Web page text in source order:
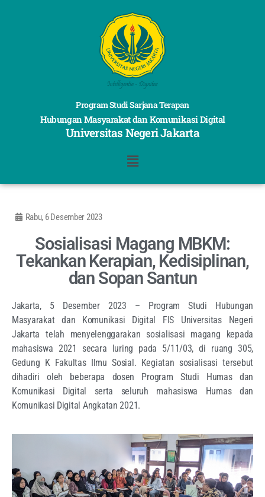
Program Studi Sarjana Terapan
Hubungan Masyarakat dan Komunikasi Digital
Universitas Negeri Jakarta
Rabu, 6 Desember 2023
Sosialisasi Magang MBKM:
Tekankan Kerapian, Kedisiplinan,
dan Sopan Santun
Jakarta, 5 Desember 2023 – Program Studi Hubungan
Masyarakat dan Komunikasi Digital FIS Universitas Negeri
Jakarta telah menyelenggarakan sosialisasi magang kepada
mahasiswa 2021 secara luring pada 5/11/03, di ruang 305,
Gedung K Fakultas Ilmu Sosial. Kegiatan sosialisasi tersebut
dihadiri oleh beberapa dosen Program Studi Humas dan
Komunikasi Digital serta seluruh mahasiswa Humas dan
Komunikasi Digital Angkatan 2021.